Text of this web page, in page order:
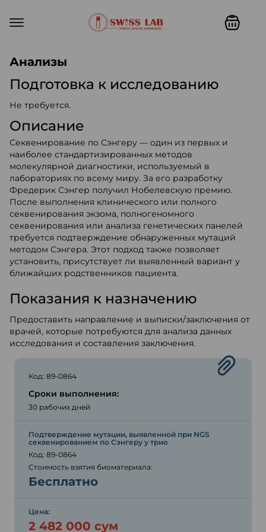
Анализы
Подготовка к исследованию
Не требуется.
Описание
Секвенирование по Сэнгеру — один из первых и
наиболее стандартизированных методов
молекулярной диагностики, используемый в
лабораториях по всему миру. За его разработку
Фредерик Сэнгер получил Нобелевскую премию.
После выполнения клинического или полного
секвенирования экзома, полногеномного
секвенирования или анализа генетических панелей
требуется подтверждение обнаруженных мутаций
методом Сэнгера. Этот подход также позволяет
установить, присутствует ли выявленный вариант у
ближайших родственников пациента.
Показания к назначению
Предоставить направление и выписки/заключения от
врачей, которые потребуются для анализа данных
исследования и составления заключения.
Код: 89-0864
Сроки выполнения:
30 рабочих дней
Подтверждение мутации, выявленной при NGS
секвенированием по Сэнгеру у трио
Код: 89-0864
Стоимость взятия биоматериала:
Бесплатно
Цена:
2 482 000 сум